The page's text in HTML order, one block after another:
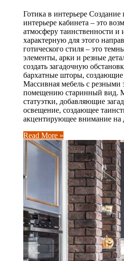
Готика в интерьере Создание
интерьере кабинета – это
атмосферу таинственности и
характерную для этого
готического стиля – это
элементы, арки и резные
создать загадочную
бархатные шторы,
Массивная мебель с
помещению старинный вид.
статуэтки, добавляющие
освещение, создающее
акцентирующее внимание
Read More »